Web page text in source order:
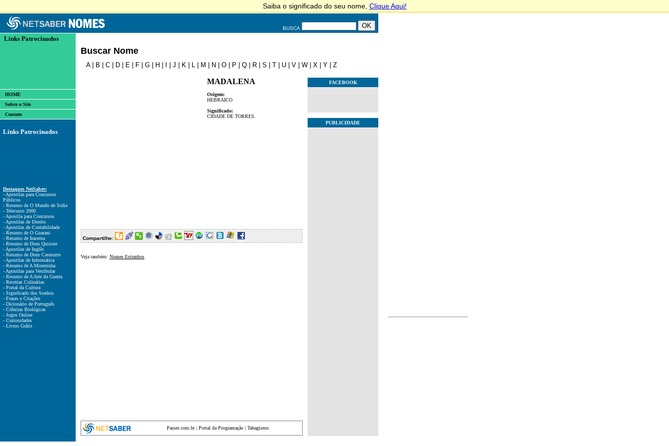
BUSCA
Links Patrocinados
HOME
Sobre o Site
Contato
Links Patrocinados
Destaques NetSaber:
- Apostilas para Concursos
Públicos
- Resumo de O Mundo de Sofia
- Telecurso 2000
- Apostila para Concursos
- Apostilas de Direito
- Apostilas de Contabilidade
- Resumo de O Guarani
- Resumo de Iracema
- Resumo de Dom Quixote
- Apostilas de Inglês
- Resumo de Dom Casmurro
- Apostilas de Informática
- Resumo de A Moreninha
- Apostilas para Vestibular
- Resumo de A Arte da Guerra
- Receitas Culinárias
- Portal da Cultura
- Significado dos Sonhos
- Frases e Citações
- Dicionário de Português
- Ciências Biológicas
- Jogos Online
- Curiosidades
- Livros Grátis
Buscar Nome
A| B C D E F G H J K L M N O P Q R S T U V W X Y Z
MADALENA
Origem:
HEBRAICO
Significado:
CIDADE DE TORRES.
Compartilhe:
Veja também: Nomes Estranhos
Passei.com.br| Portal da Programação| Tabagismo
FACEBOOK
PUBLICIDADE